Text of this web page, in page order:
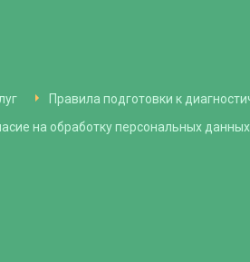
Правила подготовки к
на обработку персональных данных